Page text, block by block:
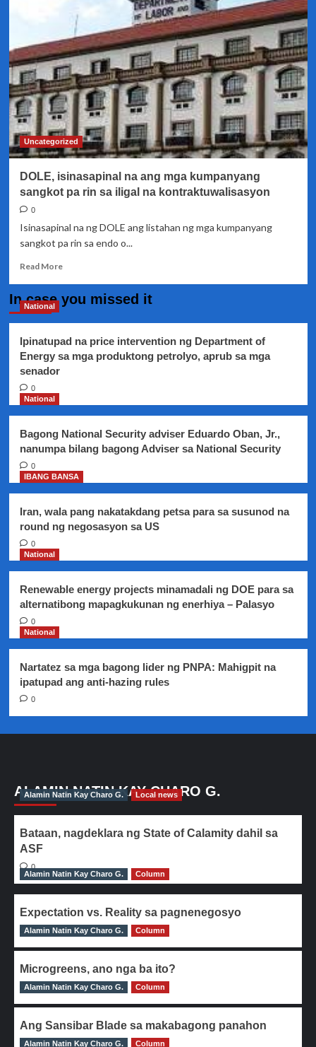
mga
OFW
noong
December
2018,
nakapagtala
ng
record
high
Uncategorized
DOLE, isinasapinal na ang mga kumpanyang
sangkot pa rin sa iligal na kontraktuwalisasyon
0
Isinasapinal na ng DOLE ang listahan ng mga kumpanyang
sangkot pa rin sa endo o...
Read MoreRead
DOLE,
ang
mga
iligal
na
In case you missed it
National
Ipinatupad na price intervention ng Department of
Energy sa mga produktong petrolyo, aprub sa mga
senador
0
National
Bagong National Security adviser Eduardo Oban, Jr.,
nanumpa bilang bagong Adviser sa National Security
0
IBANG BANSA
Iran, wala pang nakatakdang petsa para sa susunod na
round ng negosasyon sa US
0
National
Renewable energy projects minamadali ng DOE para sa
alternatibong mapagkukunan ng enerhiya – Palasyo
0
National
Nartatez sa mga bagong lider ng PNPA: Mahigpit na
ipatupad ang anti-hazing rules
0
ALAMIN NATIN KAY CHARO G.
Alamin Natin Kay Charo G. Local news
Bataan, nagdeklara ng State of Calamity dahil sa
ASF
0
Alamin Natin Kay Charo G.
Column
Expectation vs. Reality sa pagnenegosyo
0
Alamin Natin Kay Charo G. Column
Microgreens, ano nga ba ito?
0
Alamin Natin Kay Charo G. Column
Ang Sansibar Blade sa makabagong panahon
0
Alamin Natin Kay Charo G. Column